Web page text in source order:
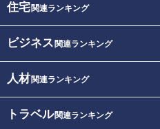
住宅関連ランキング
ビジネス 関連ランキング
人材関連ランキング
トラベル関連ランキング